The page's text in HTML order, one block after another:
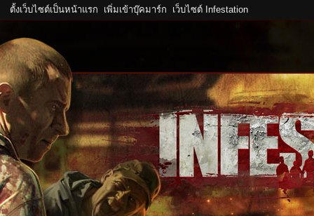
ตั้งเว็บไซต์เป็นหน้าแรก เพิ่มเข้าบุ๊คมาร์ก เว็บไซต์ Infestation